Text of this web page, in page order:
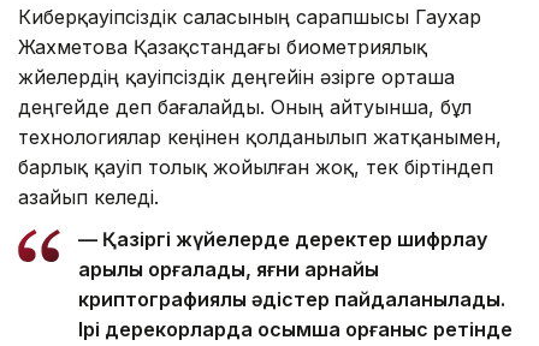
Киберқауіпсіздік саласының сарапшысы Гаухар
Жахметова Қазақстандағы биометриялық
жүйелердің қауіпсіздік деңгейін әзірге орташа
деңгейде деп бағалайды. Оның айтуынша, бұл
технологиялар кеңінен қолданылып жатқанымен,
барлық қауіп толық жойылған жоқ, тек біртіндеп
азайып келеді.
— Қазіргі жүйелерде деректер шифрлау
арқылы қорғалады, яғни арнайы
криптографиялық әдістер пайдаланылады.
Ірі дерекқорларда қосымша қорғаныс ретінде